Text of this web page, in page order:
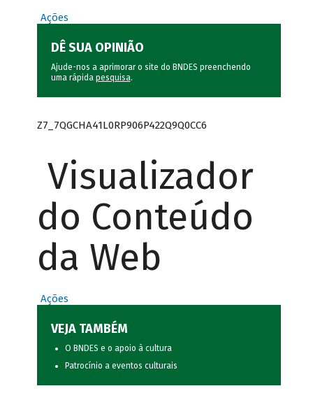
Ações
DÊ SUA OPINIÃO
Ajude-nos a aprimorar o site do BNDES preenchendo
uma rápida pesquisa.
Z7_7QGCHA41L0RP906P422Q9Q0CC6
Visualizador
do Conteúdo
da Web
Ações
VEJA TAMBÉM
O BNDES e o apoio à cultura
Patrocínio a eventos culturais